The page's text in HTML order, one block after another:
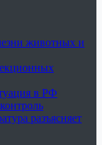
животных и
в РФ
разъясняет